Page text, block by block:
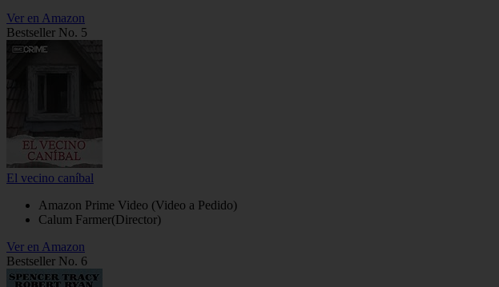
Ver en Amazon
Bestseller No. 5
El vecino caníbal
Amazon Prime Video (Video a Pedido)
Calum Farmer(Director)
Ver en Amazon
Bestseller No. 6